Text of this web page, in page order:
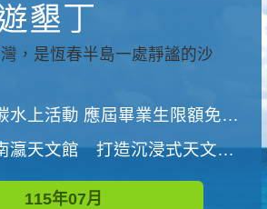
上活動 應屆畢業生限額免費參加
天文館 打造沉浸式天文探索營隊
115年07月